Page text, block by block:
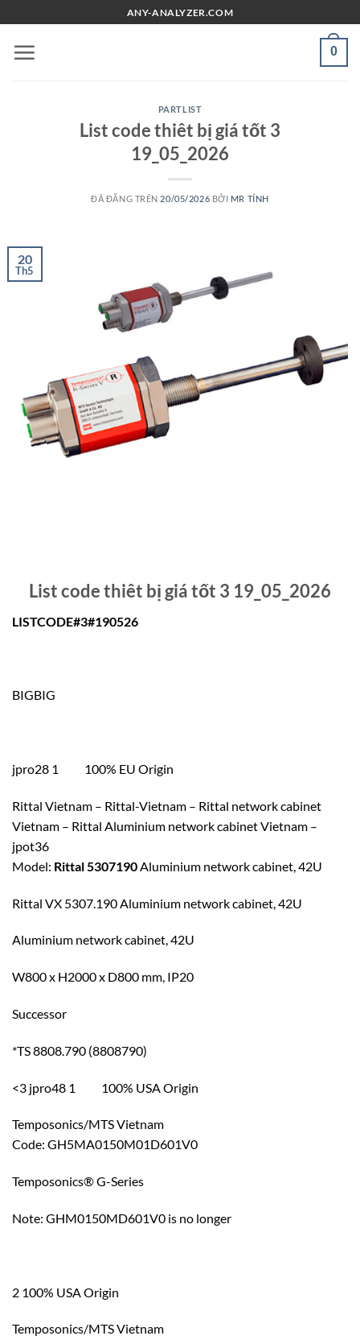
đến
nội
ANY-ANALYZER.COM
0
PARTLIST
List code thiêt bị giá tốt 3
19_05_2026
ĐÃ ĐĂNG TRÊN 20/05/2026 BỞI MR TÍNH
20
Th5
List code thiêt bị giá tốt 3 19_05_2026
LISTCODE#3#190526
BIGBIG
jpro28 1 100% EU Origin
Rittal Vietnam – Rittal-Vietnam – Rittal network cabinet
Vietnam – Rittal Aluminium network cabinet Vietnam –
jpot36
Model: Rittal 5307190 Aluminium network cabinet, 42U
Rittal VX 5307.190 Aluminium network cabinet, 42U
Aluminium network cabinet, 42U
W800 x H2000 x D800 mm, IP20
Successor
*TS 8808.790 (8808790)
<3 jpro48 1 100% USA Origin
Temposonics/MTS Vietnam
Code: GH5MA0150M01D601V0
Temposonics® G-Series
Note: GHM0150MD601V0 is no longer
2 100% USA Origin
Temposonics/MTS Vietnam